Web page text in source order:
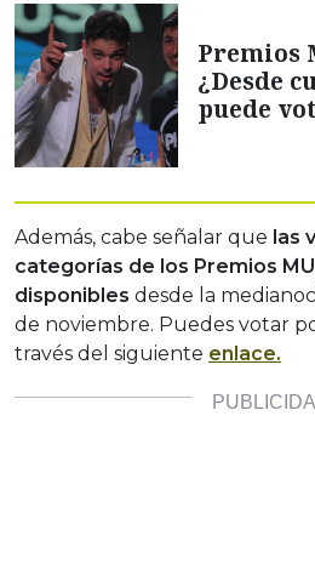
Premios
¿Desde
puede
Además, cabe señalar que las
categorías de los Premios
disponibles desde la
de noviembre. Puedes votar
través del siguiente enlace.